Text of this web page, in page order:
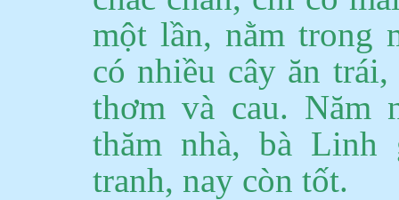
một lần, nằm trong
có nhiều cây ăn
thơm và cau. Năm
thăm nhà, bà
tranh, nay còn tốt.